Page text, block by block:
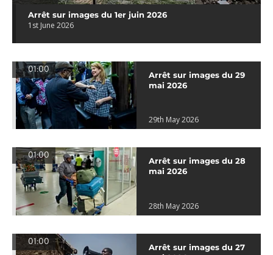
Arrêt sur images du 1er juin 2026
1st June 2026
01:00
Arrêt sur images du 29
mai 2026
29th May 2026
01:00
Arrêt sur images du 28
mai 2026
28th May 2026
01:00
Arrêt sur images du 27